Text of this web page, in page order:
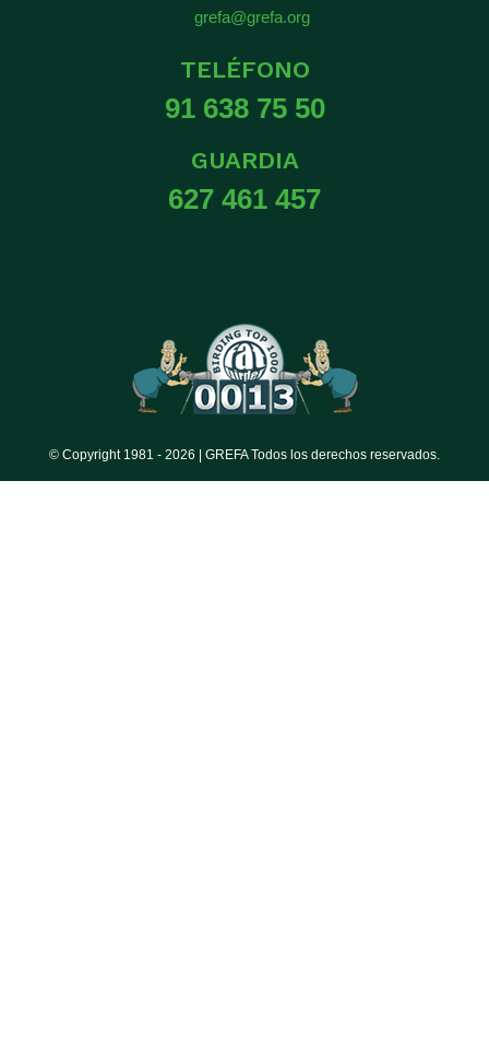
grefa@grefa.org
TELÉFONO
91 638 75 50
GUARDIA
627 461 457
© Copyright 1981 - 2026 | GREFA Todos los derechos reservados.